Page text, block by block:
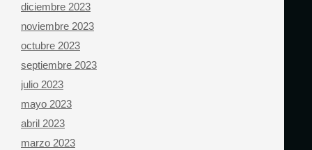
diciembre 2023
noviembre 2023
octubre 2023
septiembre 2023
julio 2023
mayo 2023
abril 2023
marzo 2023